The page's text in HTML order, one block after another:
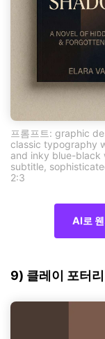
프롬프트: graphic
classic typography
and inky blue-black
subtitle,
2:3
AI로
9) 클레이 포터리